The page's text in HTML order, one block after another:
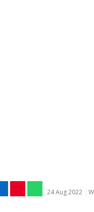
24 Aug 2022